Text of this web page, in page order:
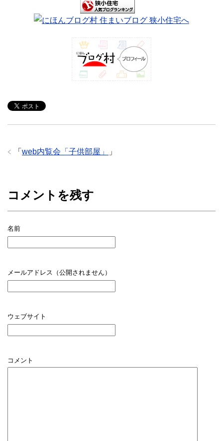
「 web内覧会「子供部屋」 」
コメントを残す
名前
メールアドレス（公開されません）
ウェブサイト
コメント